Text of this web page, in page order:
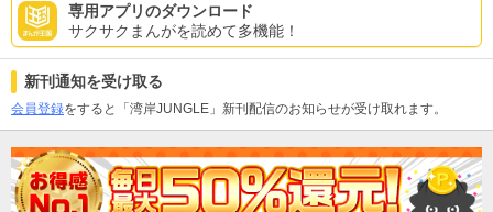
専用アプリのダウンロード
サクサクまんがを読めて多機能！
新刊通知を受け取る
会員登録をすると「湾岸JUNGLE」新刊配信のお知らせが受け取れます。